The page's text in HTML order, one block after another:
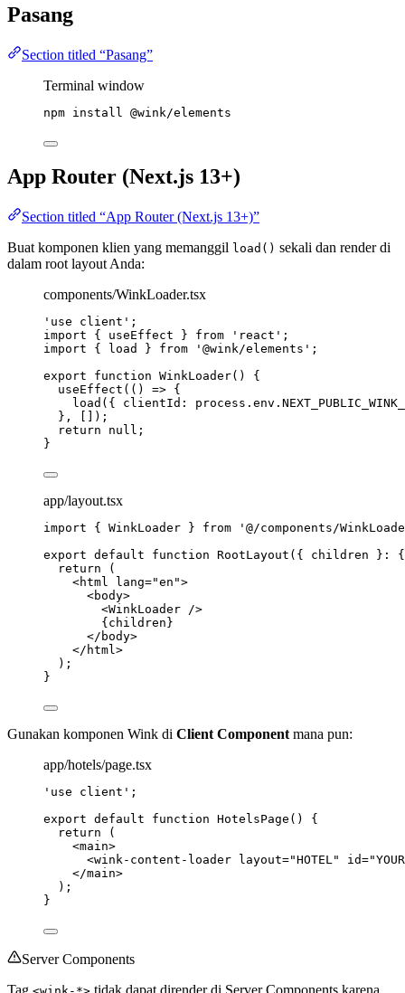
Pasang
Section titled “Pasang”
Terminal window
npm install @wink/elements
App Router (Next.js 13+)
Section titled “App Router (Next.js 13+)”
Buat komponen klien yang memanggil load() sekali dan render di
dalam root layout Anda:
components/WinkLoader.tsx
' use client ' ;
import { useEffect } from ' react ' ;
import { load } from ' @wink/elements ' ;
export
function WinkLoader()
{
useEffect ( () => {
load ({ clientId: process . env .
} ,
[]);
return
null ;
}
app/layout.tsx
import { WinkLoader } from ' @/components/
export default function RootLayout ( { children } :
return (
<html lang="en ">
<body>
<WinkLoader />
{ children }
</ body>
</ html>
);
}
Gunakan komponen Wink di Client Component mana pun:
app/hotels/page.tsx
' use client ' ;
export default function HotelsPage ()
{
return (
<main>
<wink-content-loader layout="HOTEL" id="
</main>
);
}
Server Components